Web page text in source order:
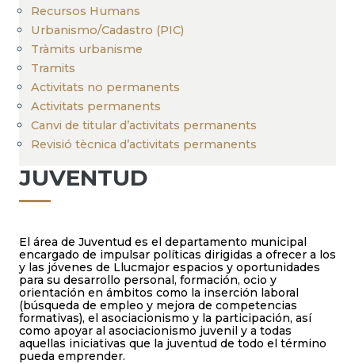
Recursos Humans
Urbanismo/Cadastro (PIC)
Tràmits urbanisme
Tramits
Activitats no permanents
Activitats permanents
Canvi de titular d’activitats permanents
Revisió tècnica d’activitats permanents
JUVENTUD
El área de Juventud es el departamento municipal
encargado de impulsar políticas dirigidas a ofrecer a los
y las jóvenes de Llucmajor espacios y oportunidades
para su desarrollo personal, formación, ocio y
orientación en ámbitos como la inserción laboral
(búsqueda de empleo y mejora de competencias
formativas), el asociacionismo y la participación, así
como apoyar al asociacionismo juvenil y a todas
aquellas iniciativas que la juventud de todo el término
pueda emprender.